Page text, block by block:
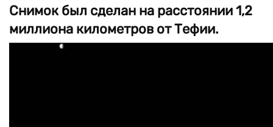
Снимок был сделан на расстоянии 1,2
миллиона километров от Тефии.